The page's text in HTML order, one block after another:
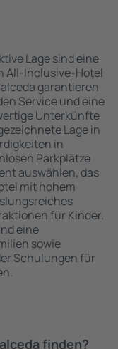
Lage sind eine
All-Inclusive-Hotel
garantieren
Service und eine
Unterkünfte
Lage in
in
Parkplätze
auswählen, das
mit hohem
für Kinder.
eine
sowie
Schulungen für
finden?